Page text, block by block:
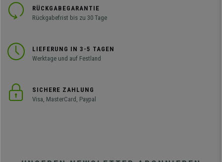
RÜCKGABEGARANTIE
Rückgabefrist bis zu 30 Tage
LIEFERUNG IN 3-5 TAGEN
Werktage und auf Festland
SICHERE ZAHLUNG
Visa, MasterCard, Paypal